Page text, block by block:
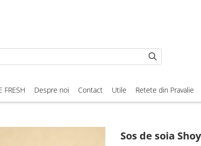
FRESH Despre noi Contact Utile Retete din Pravalie
Sos de soia